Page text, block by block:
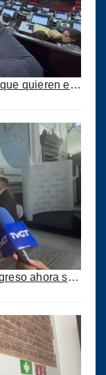
Es histórico lo aprobado por el Congreso ahora se podrán construir puertos privados